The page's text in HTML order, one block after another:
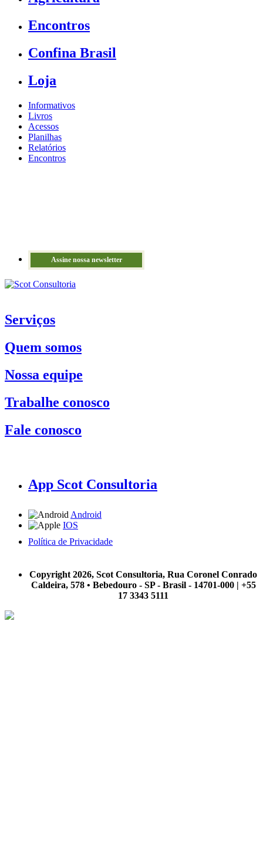
Encontros
Confina Brasil
Loja
Informativos
Livros
Acessos
Planilhas
Relatórios
Encontros
Assine nossa newsletter
Serviços
Quem somos
Nossa equipe
Trabalhe conosco
Fale conosco
App Scot Consultoria
Android
IOS
Política de Privacidade
Copyright 2026, Scot Consultoria, Rua Coronel Conrado
Caldeira, 578 • Bebedouro - SP - Brasil - 14701-000 | +55
17 3343 5111